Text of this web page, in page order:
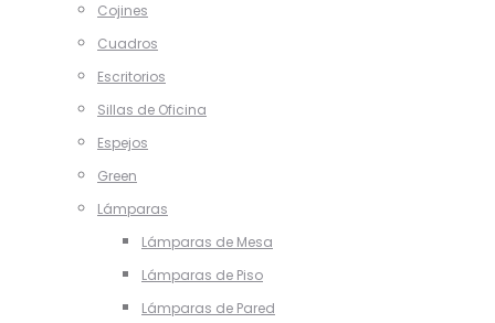
Cojines
Cuadros
Escritorios
Sillas de Oficina
Espejos
Green
Lámparas
Lámparas de Mesa
Lámparas de Piso
Lámparas de Pared